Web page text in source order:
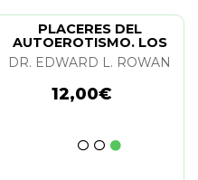
PLACERES DEL
AUTOEROTISMO. LOS
DR. EDWARD L. ROWAN
12,00€